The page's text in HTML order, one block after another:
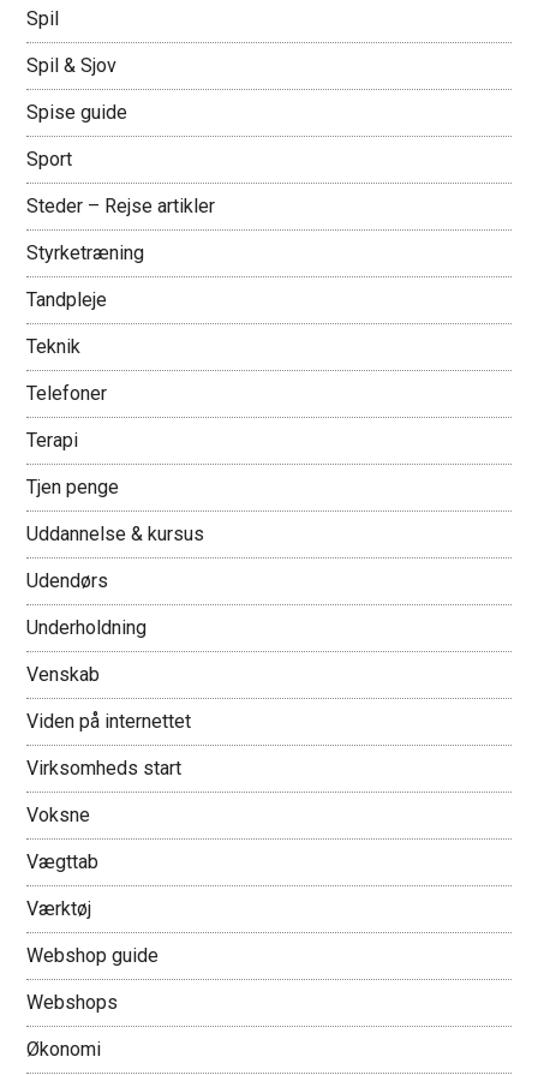
Spil
Spil & Sjov
Spise guide
Sport
Steder – Rejse artikler
Styrketræning
Tandpleje
Teknik
Telefoner
Terapi
Tjen penge
Uddannelse & kursus
Udendørs
Underholdning
Venskab
Viden på internettet
Virksomheds start
Voksne
Vægttab
Værktøj
Webshop guide
Webshops
Økonomi